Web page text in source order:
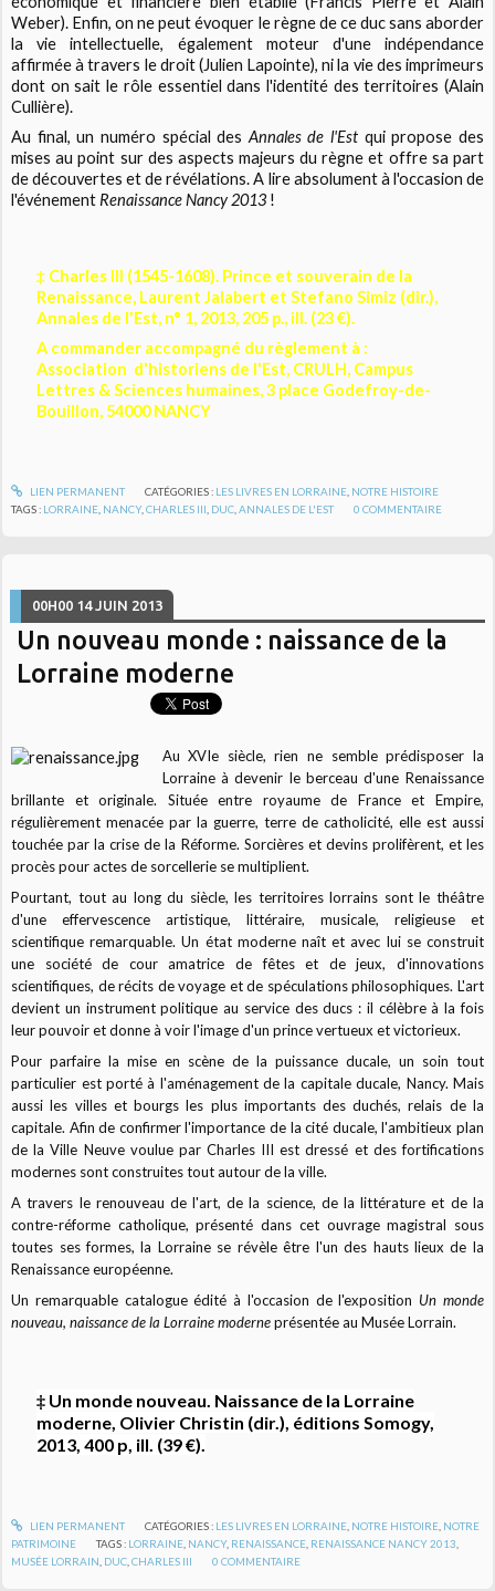
Weber). Enfin, on ne peut évoquer le règne de ce duc sans aborder
la vie intellectuelle, également moteur d'une indépendance
affirmée à travers le droit (Julien Lapointe), ni la vie des imprimeurs
dont on sait le rôle essentiel dans l'identité des territoires (Alain
Cullière).
Au final, un numéro spécial des Annales de l'Est qui propose des
mises au point sur des aspects majeurs du règne et offre sa part
de découvertes et de révélations. A lire absolument à l'occasion de
l'événement Renaissance Nancy 2013 !
‡ Charles III (1545-1608). Prince et souverain de la
Renaissance, Laurent Jalabert et Stefano Simiz (dir.),
Annales de l'Est, n° 1, 2013, 205 p., ill. (23 €).
A commander accompagné du règlement à :
Association d'historiens de l'Est, CRULH, Campus
Lettres & Sciences humaines, 3 place Godefroy-de-
Bouillon, 54000 NANCY
LIEN PERMANENT CATÉGORIES : LES LIVRES EN LORRAINE, NOTRE HISTOIRE
TAGS : LORRAINE NANCY,CHARLES III DUC ,ANNALES DE L'EST 0 COMMENTAIRE
00H00 14 JUIN 2013
Un nouveau monde : naissance de la
Lorraine moderne
Au XVIe siècle, rien ne semble prédisposer la
Lorraine à devenir le berceau d'une Renaissance
brillante et originale. Située entre royaume de France et Empire,
régulièrement menacée par la guerre, terre de catholicité, elle est aussi
touchée par la crise de la Réforme. Sorcières et devins prolifèrent, et les
procès pour actes de sorcellerie se multiplient.
Pourtant, tout au long du siècle, les territoires lorrains sont le théâtre
d'une effervescence artistique, littéraire, musicale, religieuse et
scientifique remarquable. Un état moderne naît et avec lui se construit
une société de cour amatrice de fêtes et de jeux, d'innovations
scientifiques, de récits de voyage et de spéculations philosophiques. L'art
devient un instrument politique au service des ducs : il célèbre à la fois
leur pouvoir et donne à voir l'image d'un prince vertueux et victorieux.
Pour parfaire la mise en scène de la puissance ducale, un soin tout
particulier est porté à l'aménagement de la capitale ducale, Nancy. Mais
aussi les villes et bourgs les plus importants des duchés, relais de la
capitale. Afin de confirmer l'importance de la cité ducale, l'ambitieux plan
de la Ville Neuve voulue par Charles III est dressé et des fortifications
modernes sont construites tout autour de la ville.
A travers le renouveau de l'art, de la science, de la littérature et de la
contre-réforme catholique, présenté dans cet ouvrage magistral sous
toutes ses formes, la Lorraine se révèle être l'un des hauts lieux de la
Renaissance européenne.
Un remarquable catalogue édité à l'occasion de l'exposition Un monde
nouveau, naissance de la Lorraine moderneprésentée au Musée Lorrain.
‡ Un monde nouveau. Naissance de la Lorraine
moderne, Olivier Christin (dir.), éditions Somogy,
2013, 400 p, ill. (39 €).
LIEN PERMANENT CATÉGORIES : LES LIVRES EN LORRAINE, NOTRE HISTOIRE, NOTRE
PATRIMOINE
TAGS : LORRAINE NANCY, RENAISSANCE RENAISSANCE NANCY 2013
MUSÉE LORRAIN DUC ,CHARLES III 0 COMMENTAIRE